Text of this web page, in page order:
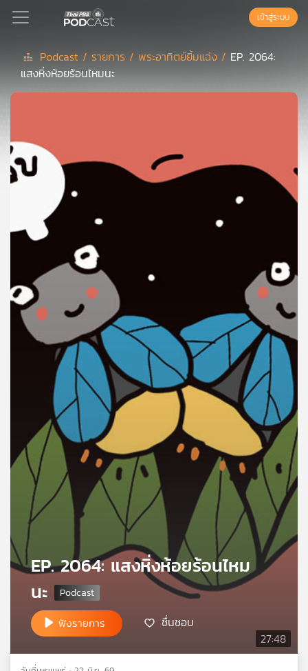
Podcast
ย์
ลิ
สต์
แนะนำ
เพล
สต์
ของ
คุณ
ข่าว
กิจกรรม
เกี่ยว
กับ
เครือ
วิทยุ
เข้าสู่ระบบ
Podcast / รายการ /พระอาทิตย์ยิ้มแฉ่ง / EP. 2064:
แสงหิ่งห้อยร้อนไหมนะ
27:48
EP. 2064: แสงหิ่งห้อยร้อนไหม
นะ
ฟังรายการ ชื่นชอบ